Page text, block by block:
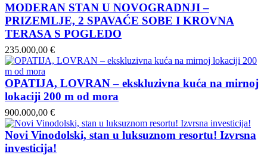
MODERAN STAN U NOVOGRADNJI –
PRIZEMLJE, 2 SPAVAĆE SOBE I KROVNA
TERASA S POGLEDO
235.000,00 €
OPATIJA, LOVRAN – ekskluzivna kuća na mirnoj
lokaciji 200 m od mora
900.000,00 €
Novi Vinodolski, stan u luksuznom resortu! Izvrsna
investicija!